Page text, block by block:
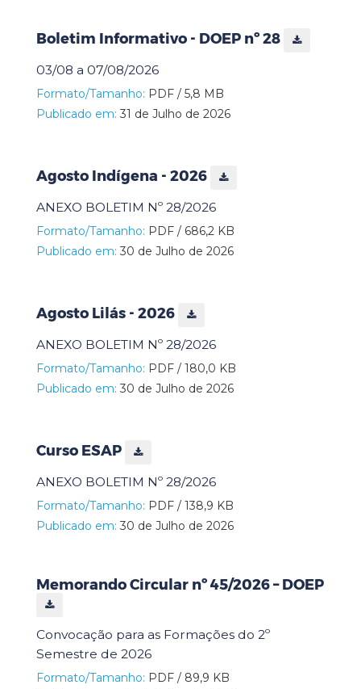
Boletim Informativo - DOEP nº 28
03/08 a 07/08/2026
Formato/Tamanho: PDF / 5,8 MB
Publicado em: 31 de Julho de 2026
Agosto Indígena - 2026
ANEXO BOLETIM Nº 28/2026
Formato/Tamanho: PDF / 686,2 KB
Publicado em: 30 de Julho de 2026
Agosto Lilás - 2026
ANEXO BOLETIM Nº 28/2026
Formato/Tamanho: PDF / 180,0 KB
Publicado em: 30 de Julho de 2026
Curso ESAP
ANEXO BOLETIM Nº 28/2026
Formato/Tamanho: PDF / 138,9 KB
Publicado em: 30 de Julho de 2026
Memorando Circular nº 45/2026 – DOEP
Convocação para as Formações do 2º
Semestre de 2026
Formato/Tamanho: PDF / 89,9 KB